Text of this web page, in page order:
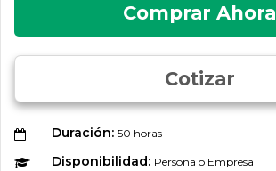
Comprar Ahora
Cotizar
Duración: 50 horas
Disponibilidad: Persona o Empresa